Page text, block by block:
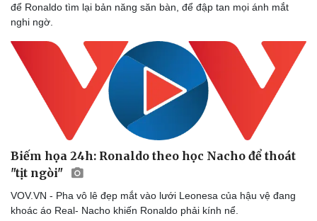
Doanh nghiệp
Công nghệ
để Ronaldo tìm lại bản năng săn bàn, để đập tan mọi ánh mắt
nghi ngờ.
Biếm họa 24h: Ronaldo theo học Nacho để thoát
"tịt ngòi"
VOV.VN - Pha vô lê đẹp mắt vào lưới Leonesa của hậu vệ đang
khoác áo Real- Nacho khiến Ronaldo phải kính nể.